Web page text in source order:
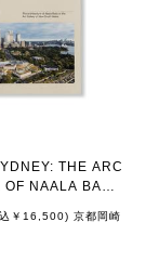
THE ARC
NAALA BADU
by SANAA
￥16,500) 京都岡崎